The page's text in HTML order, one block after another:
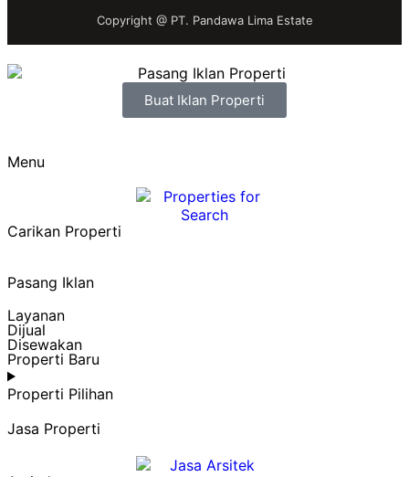
Copyright @ PT. Pandawa Lima Estate
Buat Iklan Properti
Menu
Carikan Properti
Pasang Iklan
Layanan
Dijual
Disewakan
Properti Baru
Properti Pilihan
Jasa Properti